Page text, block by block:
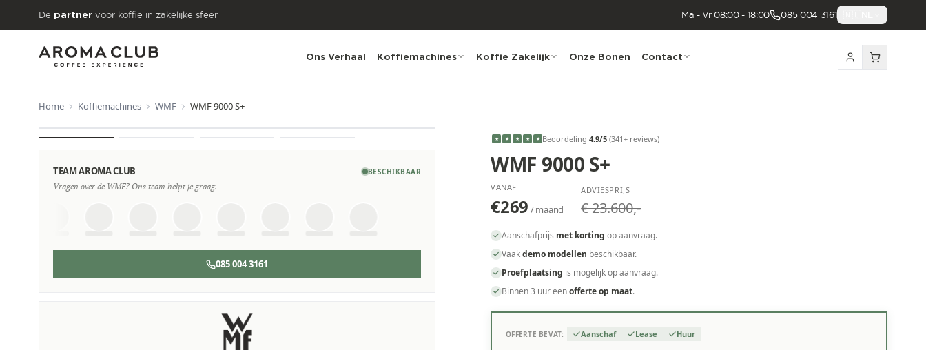
Skip to main content
De partner voor koffie in zakelijke sfeer Ma - Vr 08:00 - 18:00 085 004 3161
Ons Verhaal Koffiemachines Koffie Zakelijk Onze Bonen Contact
Home Koffiemachines WMF WMF 9000 S+
TEAM AROMA CLUB BESCHIKBAAR
Vragen over de WMF? Ons team helpt je graag.
085 004 3161
★ ★ ★ ★ ★ Beoordeling 4.9/5 (341+ reviews)
WMF 9000 S+
VANAF
€269 / maand
ADVIESPRIJS
€ 23.600,-
Aanschafprijs met korting op aanvraag.
Vaakdemo modellen beschikbaar.
Proefplaatsing is mogelijk op aanvraag.
Binnen 3 uur eenofferte op maat.
OFFERTE BEVAT: Aanschaf Lease Huur